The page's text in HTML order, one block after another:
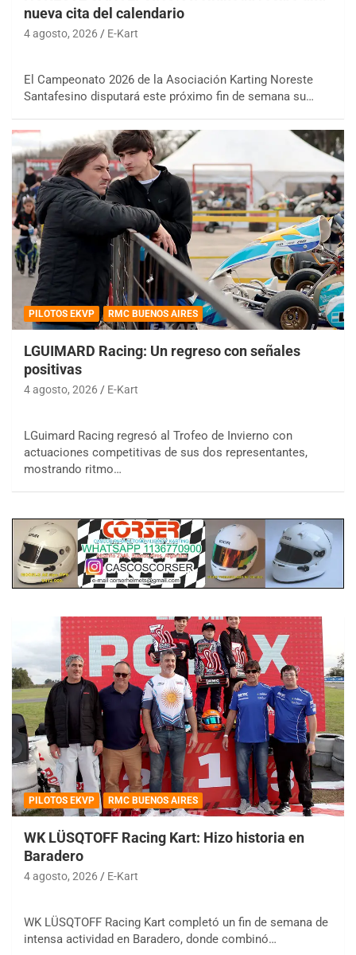
nueva cita del calendario
4 agosto, 2026 E-Kart
El Campeonato 2026 de la Asociación Karting Noreste
Santafesino disputará este próximo fin de semana su…
PILOTOS EKVP RMC BUENOS AIRES
LGUIMARD Racing: Un regreso con señales
positivas
4 agosto, 2026 E-Kart
LGuimard Racing regresó al Trofeo de Invierno con
actuaciones competitivas de sus dos representantes,
mostrando ritmo…
PILOTOS EKVP RMC BUENOS AIRES
WK LÜSQTOFF Racing Kart: Hizo historia en
Baradero
4 agosto, 2026 E-Kart
WK LÜSQTOFF Racing Kart completó un fin de semana de
intensa actividad en Baradero, donde combinó…